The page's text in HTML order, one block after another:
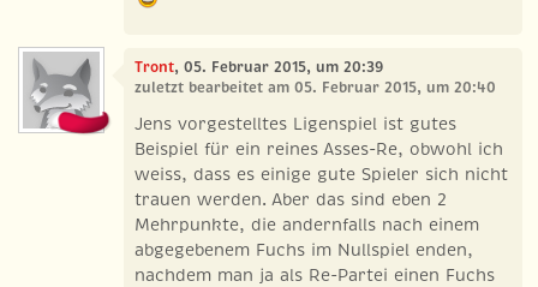
Tront, 05. Februar 2015, um 20:39
zuletzt bearbeitet am 05. Februar 2015, um 20:40
Jens vorgestelltes Ligenspiel ist gutes
Beispiel für ein reines Asses-Re, obwohl ich
weiss, dass es einige gute Spieler sich nicht
trauen werden. Aber das sind eben 2
Mehrpunkte, die andernfalls nach einem
abgegebenem Fuchs im Nullspiel enden,
nachdem man ja als Re-Partei einen Fuchs